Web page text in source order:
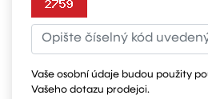
Vaše osobní údaje budou použity
Vašeho dotazu prodejci.